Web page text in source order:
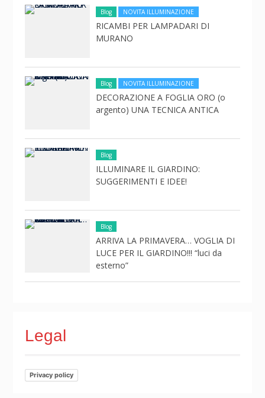
Blog NOVITA ILLUMINAZIONE
RICAMBI PER LAMPADARI DI
MURANO
Blog NOVITA ILLUMINAZIONE
DECORAZIONE A FOGLIA ORO (o
argento) UNA TECNICA ANTICA
Blog
ILLUMINARE IL GIARDINO:
SUGGERIMENTI E IDEE!
Blog
ARRIVA LA PRIMAVERA… VOGLIA DI
LUCE PER IL GIARDINO!!! “luci da
esterno”
Legal
Privacy policy